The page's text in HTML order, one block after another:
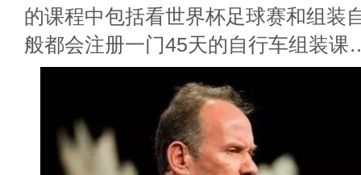
的课程中包括看世界杯足球赛和组装
般都会注册一门45天的自行车组装